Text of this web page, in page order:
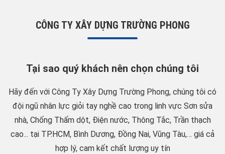
CÔNG TY XÂY DỰNG TRƯỜNG PHONG
Tại sao quý khách nên chọn chúng tôi
Hãy đến với Công Ty Xây Dựng Trường Phong, chúng tôi có
đội ngũ nhân lực giỏi tay nghề cao trong linh vực Sơn sửa
nhà, Chống Thấm dột, Điện nước, Thông Tắc, Trần thạch
cao... tại TP.HCM, Bình Dương, Đồng Nai, Vũng Tàu,… giá cả
hợp lý, cam kết chất lượng uy tín